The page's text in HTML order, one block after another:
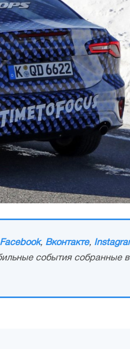
Facebook, Вконтакте,
события собранные